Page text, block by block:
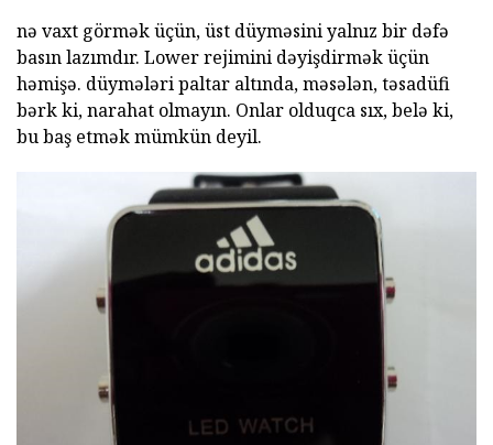
nə vaxt görmək üçün, üst düyməsini yalnız bir dəfə
basın lazımdır. Lower rejimini dəyişdirmək üçün
həmişə. düymələri paltar altında, məsələn, təsadüfi
bərk ki, narahat olmayın. Onlar olduqca sıx, belə ki,
bu baş etmək mümkün deyil.